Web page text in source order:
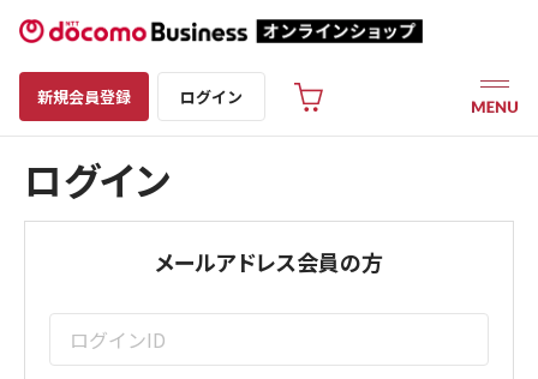
新規会員登録 ログイン
ログイン
メールアドレス会員の方